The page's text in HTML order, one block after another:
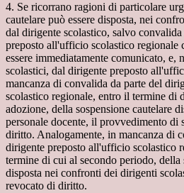
4. Se ricorrano ragioni di particolare
cautelare può essere disposta, nei
dal dirigente scolastico, salvo
preposto all'ufficio scolastico regionale
essere immediatamente comunicato,
scolastici, dal dirigente preposto
mancanza di convalida da parte del
scolastico regionale, entro il termine di
adozione, della sospensione cautelare
personale docente, il provvedimento di
diritto. Analogamente, in mancanza di
dirigente preposto all'ufficio scolastico
termine di cui al secondo periodo, della
disposta nei confronti dei dirigenti
revocato di diritto.